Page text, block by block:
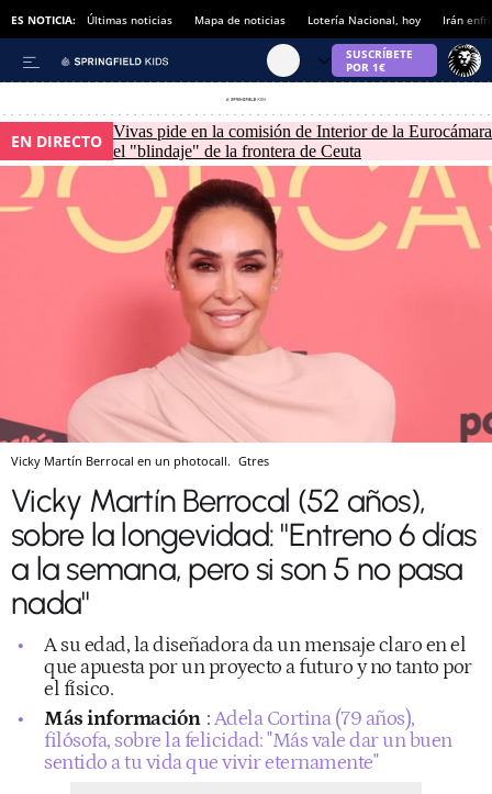
ES NOTICIA: Últimas noticias Mapa de noticias Lotería Nacional, hoy Irán
EN DIRECTO Vivas pide en la comisión de Interior de la Eurocámara
el "blindaje" de la frontera de Ceuta
Vicky Martín Berrocal en un photocall. Gtres
Vicky Martín Berrocal (52 años),
sobre la longevidad: "Entreno 6 días
a la semana, pero si son 5 no pasa
nada"
A su edad, la diseñadora da un mensaje claro en el
que apuesta por un proyecto a futuro y no tanto por
el físico.
Más información :Adela Cortina (79 años),
filósofa, sobre la felicidad: "Más vale dar un buen
sentido a tu vida que vivir eternamente"